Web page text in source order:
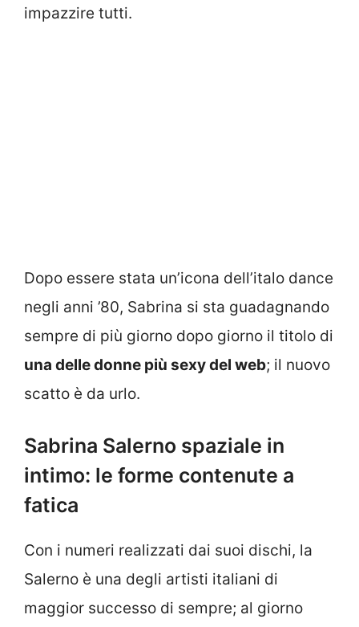
impazzire tutti.
Dopo essere stata un’icona dell’italo dance
negli anni ’80, Sabrina si sta guadagnando
sempre di più giorno dopo giorno il titolo di
una delle donne più sexy del web; il nuovo
scatto è da urlo.
Sabrina Salerno spaziale in
intimo: le forme contenute a
fatica
Con i numeri realizzati dai suoi dischi, la
Salerno è una degli artisti italiani di
maggior successo di sempre; al giorno